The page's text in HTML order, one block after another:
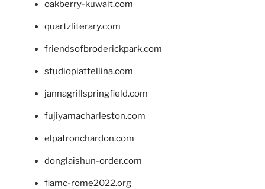
oakberry-kuwait.com
quartzliterary.com
friendsofbroderickpark.com
studiopiattellina.com
jannagrillspringfield.com
fujiyamacharleston.com
elpatronchardon.com
donglaishun-order.com
fiamc-rome2022.org